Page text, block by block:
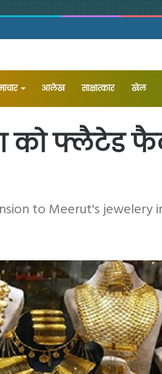
आलेख ⁠साक्षात्कार खेल
को फ्लैटेड
to Meerut's